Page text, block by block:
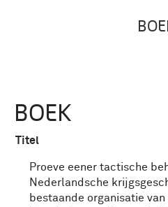
BOEK
Titel
Proeve eener tactische
Nederlandsche
bestaande organisatie